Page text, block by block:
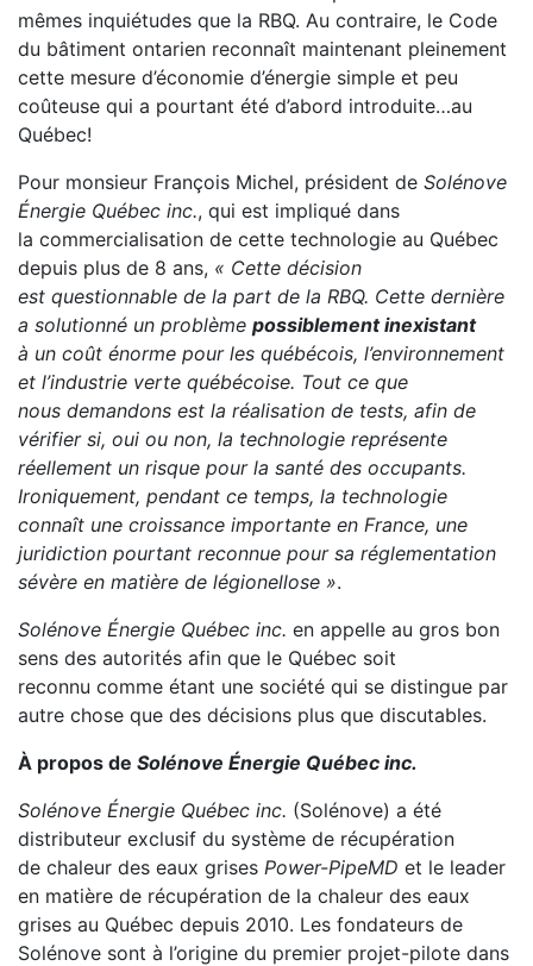
mêmes inquiétudes que la RBQ. Au contraire, le Code
du bâtiment ontarien reconnaît maintenant pleinement
cette mesure d’économie d’énergie simple et peu
coûteuse qui a pourtant été d’abord introduite…au
Québec!
Pour monsieur François Michel, président de Solénove
Énergie Québec inc., qui est impliqué dans
la commercialisation de cette technologie au Québec
depuis plus de 8 ans, « Cette décision
est questionnable de la part de la RBQ. Cette dernière
a solutionné un problème possiblement inexistant
à un coût énorme pour les québécois, l’environnement
et l’industrie verte québécoise. Tout ce que
nous demandons est la réalisation de tests, afin de
vérifier si, oui ou non, la technologie représente
réellement un risque pour la santé des occupants.
Ironiquement, pendant ce temps, la technologie
connaît une croissance importante en France, une
juridiction pourtant reconnue pour sa réglementation
sévère en matière de légionellose ».
Solénove Énergie Québec inc. en appelle au gros bon
sens des autorités afin que le Québec soit
reconnu comme étant une société qui se distingue par
autre chose que des décisions plus que discutables.
À propos de Solénove Énergie Québec inc.
Solénove Énergie Québec inc. (Solénove) a été
distributeur exclusif du système de récupération
de chaleur des eaux grises Power-PipeMD et le leader
en matière de récupération de la chaleur des eaux
grises au Québec depuis 2010. Les fondateurs de
Solénove sont à l’origine du premier projet-pilote dans